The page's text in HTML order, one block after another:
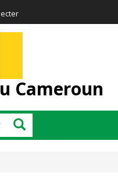
Cameroun
Rechercher